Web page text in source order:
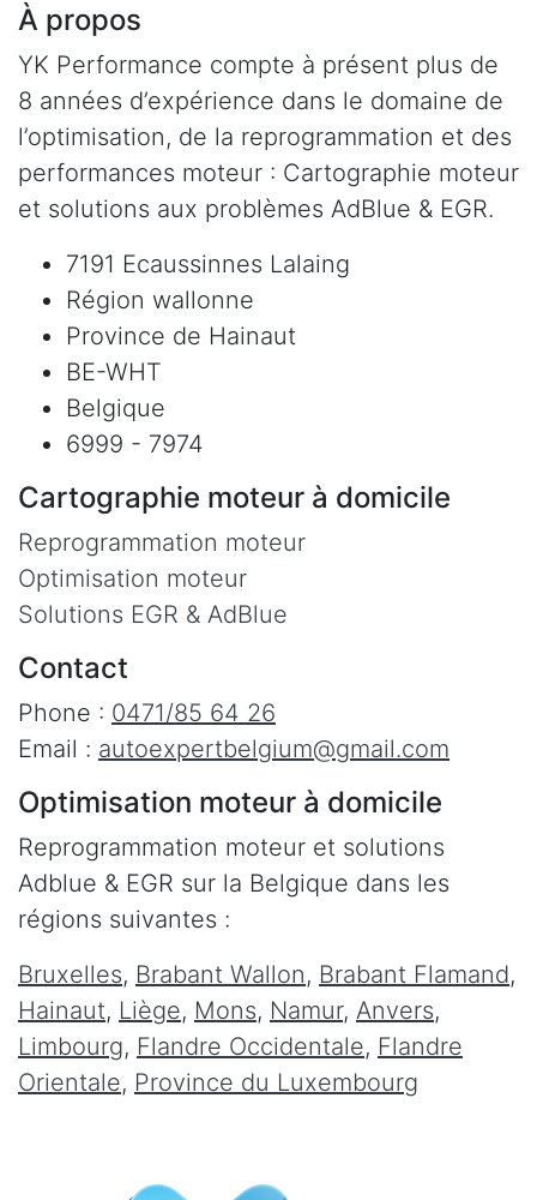
À propos
YK Performance compte à présent plus de
8 années d’expérience dans le domaine de
l’optimisation, de la reprogrammation et des
performances moteur : Cartographie moteur
et solutions aux problèmes AdBlue & EGR.
7191 Ecaussinnes Lalaing
Région wallonne
Province de Hainaut
BE-WHT
Belgique
6999 - 7974
Cartographie moteur à domicile
Reprogrammation moteur
Optimisation moteur
Solutions EGR & AdBlue
Contact
Phone : 0471/85 64 26
Email : autoexpertbelgium@gmail.com
Optimisation moteur à domicile
Reprogrammation moteur et solutions
Adblue & EGR sur la Belgique dans les
régions suivantes :
Bruxelles, Brabant Wallon, Brabant Flamand,
Hainaut, Liège, Mons, Namur, Anvers,
Limbourg, Flandre Occidentale, Flandre
Orientale, Province du Luxembourg